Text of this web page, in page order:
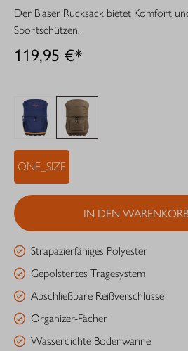
Der Blaser Rucksack bietet Komfort
Sportschützen.
119,95 €*
ONE_SIZE
IN DEN
Strapazierfähiges Polyester
Gepolstertes Tragesystem
Abschließbare Reißverschlüsse
Organizer-Fächer
Wasserdichte Bodenwanne